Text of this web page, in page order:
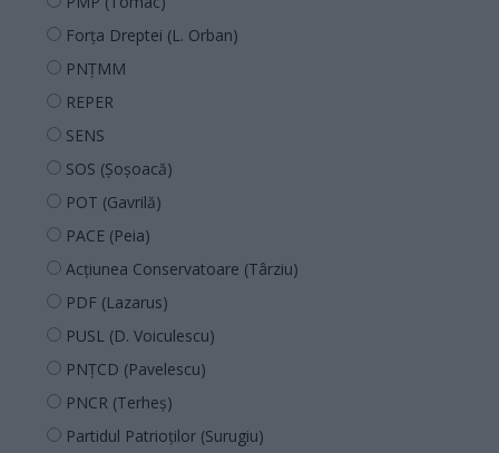
Forța Dreptei (L. Orban)
PNȚMM
REPER
SENS
SOS (Șoșoacă)
POT (Gavrilă)
PACE (Peia)
Acțiunea Conservatoare (Târziu)
PDF (Lazarus)
PUSL (D. Voiculescu)
PNȚCD (Pavelescu)
PNCR (Terheș)
Partidul Patrioților (Surugiu)